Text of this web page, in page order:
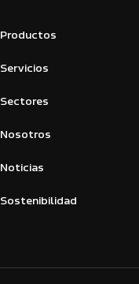
Productos
Servicios
Sectores
Nosotros
Noticias
Sostenibilidad